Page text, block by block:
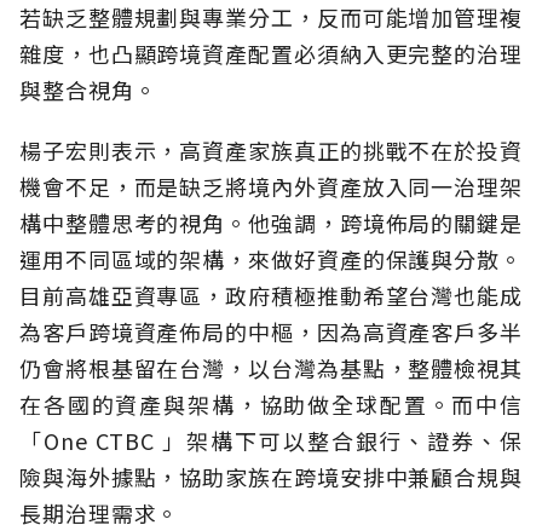
若缺乏整體規劃與專業分工，反而可能增加管理複
雜度，也凸顯跨境資產配置必須納入更完整的治理
與整合視角。
楊子宏則表示，高資產家族真正的挑戰不在於投資
機會不足，而是缺乏將境內外資產放入同一治理架
構中整體思考的視角。他強調，跨境佈局的關鍵是
運用不同區域的架構，來做好資產的保護與分散。
目前高雄亞資專區，政府積極推動希望台灣也能成
為客戶跨境資產佈局的中樞，因為高資產客戶多半
仍會將根基留在台灣，以台灣為基點，整體檢視其
在各國的資產與架構，協助做全球配置。而中信
「One CTBC 」架構下可以整合銀行、證券、保
險與海外據點，協助家族在跨境安排中兼顧合規與
長期治理需求。